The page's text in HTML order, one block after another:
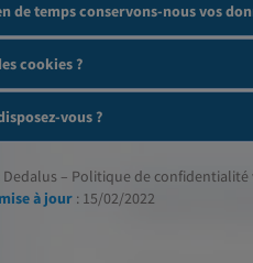
de temps conservons-nous vos
cookies ?
vous ?
Dedalus – Politique de
à jour : 15/02/2022